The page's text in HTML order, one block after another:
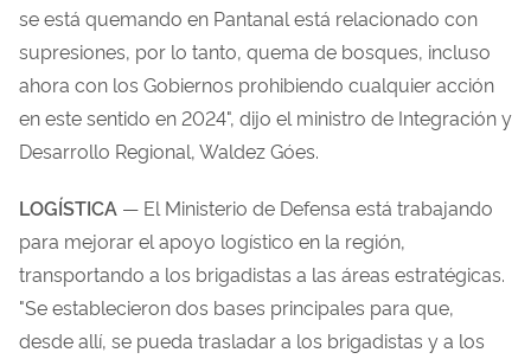
se está quemando en Pantanal está relacionado con
supresiones, por lo tanto, quema de bosques, incluso
ahora con los Gobiernos prohibiendo cualquier acción
en este sentido en 2024", dijo el ministro de Integración y
Desarrollo Regional, Waldez Góes.
LOGÍSTICA — El Ministerio de Defensa está trabajando
para mejorar el apoyo logístico en la región,
transportando a los brigadistas a las áreas estratégicas.
"Se establecieron dos bases principales para que,
desde allí, se pueda trasladar a los brigadistas y a los